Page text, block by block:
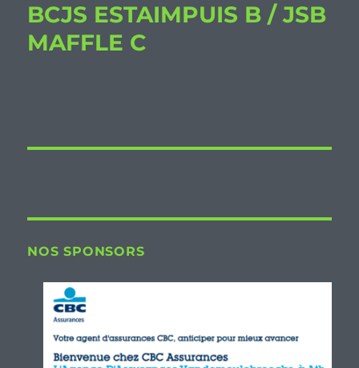
BCJS ESTAIMPUIS B / JSB
MAFFLE C
NOS SPONSORS